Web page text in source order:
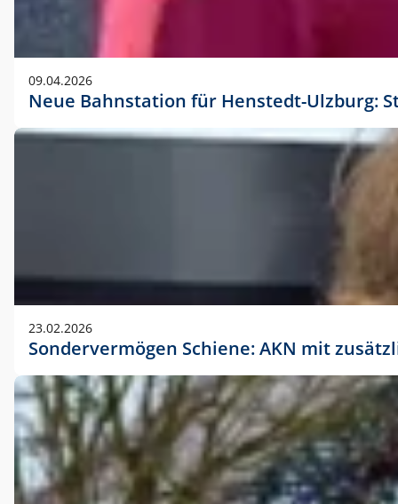
09.04.2026
Neue Bahnstation für Henstedt-Ulzburg:
23.02.2026
Sondervermögen Schiene: AKN mit